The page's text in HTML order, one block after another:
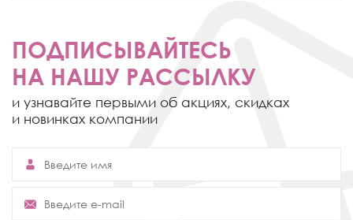
ПОДПИСЫВАЙТЕСЬ
НА НАШУ РАССЫЛКУ
и узнавайте первыми об акциях, скидках
и новинках компании